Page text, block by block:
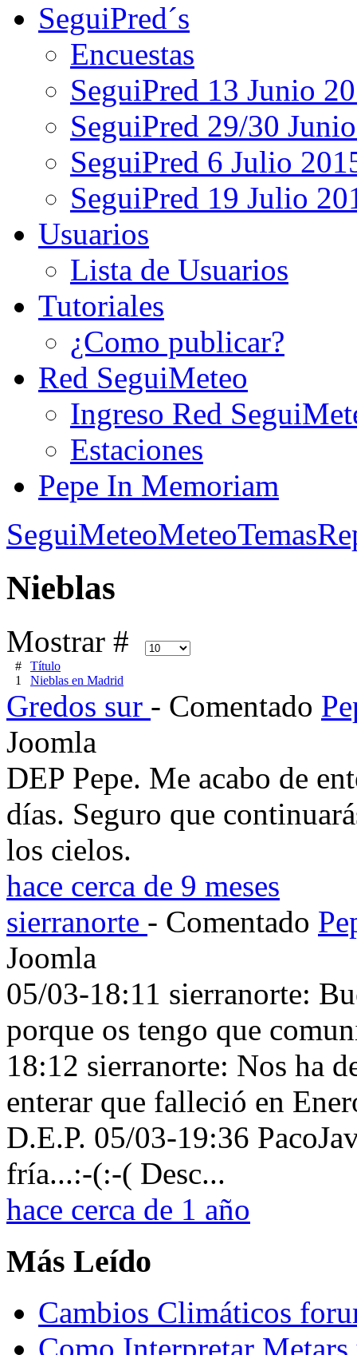
SeguiPred´s
Encuestas
SeguiPred 13 Junio
SeguiPred 29/30
SeguiPred 6 Julio
SeguiPred 19 Julio
Usuarios
Lista de Usuarios
Tutoriales
¿Como publicar?
Red SeguiMeteo
Ingreso Red
Estaciones
Pepe In Memoriam
SeguiMeteoMeteoTemas
Nieblas
Mostrar #
#
Título
1
Nieblas en Madrid
Gredos sur - Comentado
Joomla
DEP Pepe. Me acabo de
días. Seguro que
los cielos.
hace cerca de 9 meses
sierranorte - Comentado
Joomla
05/03-18:11 sierranorte:
porque os tengo que
18:12 sierranorte: Nos ha
enterar que falleció en
D.E.P. 05/03-19:36
fría...:-(:-( Desc...
hace cerca de 1 año
Más Leído
Cambios Climáticos